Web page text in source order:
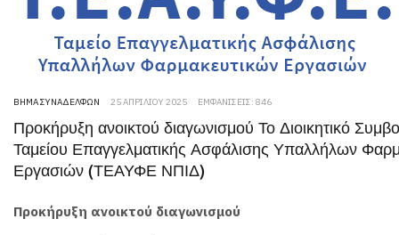
ΒΉΜΑ ΣΥΝΑΔΈΛΦΩΝ 25 ΑΠΡΙΛΊΟΥ 2025 ΕΜΦΑΝΊΣΕΙΣ: 846
Προκήρυξη ανοικτού διαγωνισμού Το Διοικητικό
Ταμείου Επαγγελματικής Ασφάλισης Υπαλλήλων
Εργασιών (ΤΕΑΥΦΕ ΝΠΙΔ)
Προκήρυξη ανοικτού διαγωνισμού